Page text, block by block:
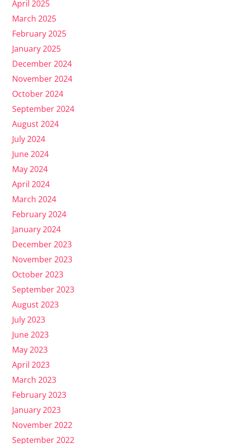
April 2025
March 2025
February 2025
January 2025
December 2024
November 2024
October 2024
September 2024
August 2024
July 2024
June 2024
May 2024
April 2024
March 2024
February 2024
January 2024
December 2023
November 2023
October 2023
September 2023
August 2023
July 2023
June 2023
May 2023
April 2023
March 2023
February 2023
January 2023
November 2022
September 2022